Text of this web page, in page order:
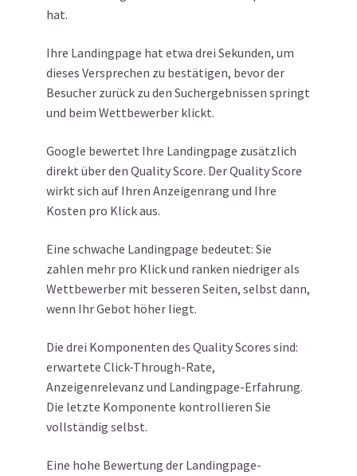
hat.
Ihre Landingpage hat etwa drei Sekunden, um
dieses Versprechen zu bestätigen, bevor der
Besucher zurück zu den Suchergebnissen springt
und beim Wettbewerber klickt.
Google bewertet Ihre Landingpage zusätzlich
direkt über den Quality Score. Der Quality Score
wirkt sich auf Ihren Anzeigenrang und Ihre
Kosten pro Klick aus.
Eine schwache Landingpage bedeutet: Sie
zahlen mehr pro Klick und ranken niedriger als
Wettbewerber mit besseren Seiten, selbst dann,
wenn Ihr Gebot höher liegt.
Die drei Komponenten des Quality Scores sind:
erwartete Click-Through-Rate,
Anzeigenrelevanz und Landingpage-Erfahrung.
Die letzte Komponente kontrollieren Sie
vollständig selbst.
Eine hohe Bewertung der Landingpage-